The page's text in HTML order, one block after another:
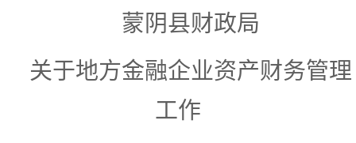
蒙阴县财政局
关于地方金融企业资产财务管理
工作